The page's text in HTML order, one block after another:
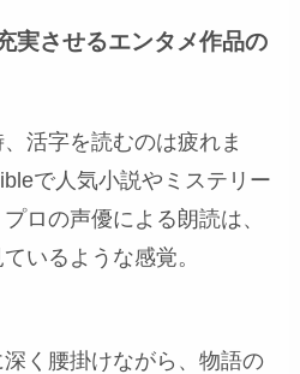
実させるエンタメ作品の
活字を読むのは疲れま
で人気小説やミステリー
ロの声優による朗読は、
いるような感覚。
く腰掛けながら、物語の